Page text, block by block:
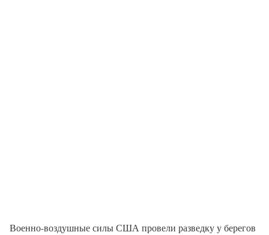
Военно-воздушные силы США провели разведку у берегов